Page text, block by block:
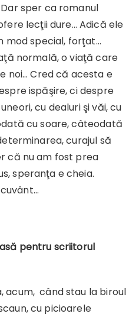
sper ca romanul
lecţii dure… Adică ele
mod special, forţat…
normală, o viaţă care
noi… Cred că acesta e
ispăşire, ci despre
cu dealuri şi văi, cu
cu soare, câteodată
curajul să
că nu am fost prea
speranţa e cheia.
pentru scriitorul
acum, când stau la biroul
cu picioarele